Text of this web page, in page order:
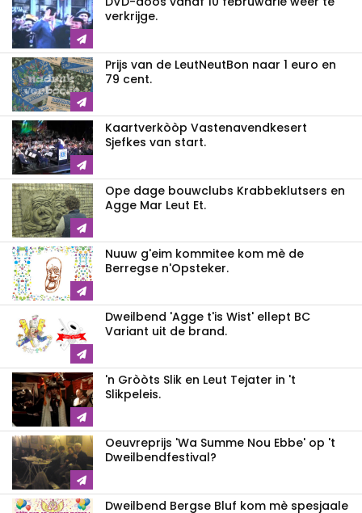
verkrijge.
Prijs van de LeutNeutBon naar 1 euro en
79 cent.
Kaartverkòòp Vastenavendkesert
Sjefkes van start.
Ope dage bouwclubs Krabbeklutsers en
Agge Mar Leut Et.
Nuuw g'eim kommitee kom mè de
Berregse n'Opsteker.
Dweilbend 'Agge t'is Wist' ellept BC
Variant uit de brand.
'n Gròòts Slik en Leut Tejater in 't
Slikpeleis.
Oeuvreprijs 'Wa Summe Nou Ebbe' op 't
Dweilbendfestival?
Dweilbend Bergse Bluf kom mè spesjaale